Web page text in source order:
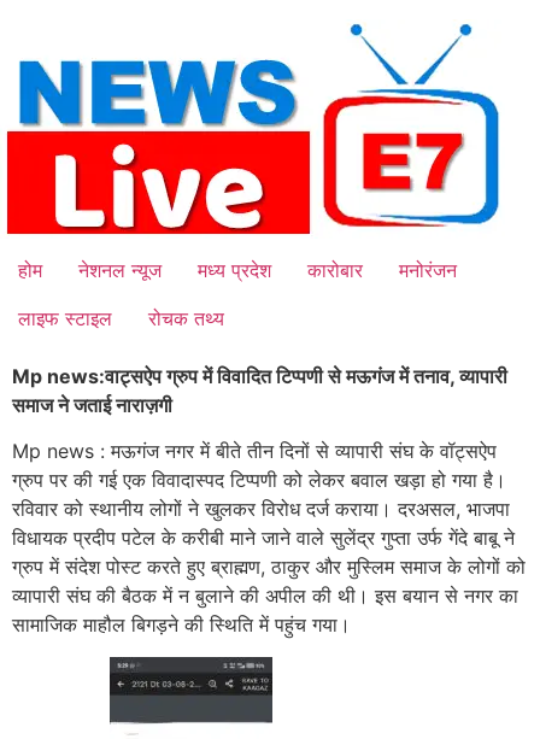
content
होम नेशनल न्यूज मध्य प्रदेश कारोबार
मनोरंजन
लाइफ स्टाइल
रोचक तथ्य
Mp news:वाट्सऐप ग्रुप में विवादित टिप्पणी से मऊगंज में तनाव, व्यापारी
समाज ने जताई नाराज़गी
Mp news : मऊगंज नगर में बीते तीन दिनों से व्यापारी संघ के वॉट्सऐप
ग्रुप पर की गई एक विवादास्पद टिप्पणी को लेकर बवाल खड़ा हो गया है।
रविवार को स्थानीय लोगों ने खुलकर विरोध दर्ज कराया। दरअसल, भाजपा
विधायक प्रदीप पटेल के करीबी माने जाने वाले सुलेंद्र गुप्ता उर्फ गेंदे बाबू ने
ग्रुप में संदेश पोस्ट करते हुए ब्राह्मण, ठाकुर और मुस्लिम समाज के लोगों को
व्यापारी संघ की बैठक में न बुलाने की अपील की थी। इस बयान से नगर का
सामाजिक माहौल बिगड़ने की स्थिति में पहुंच गया।